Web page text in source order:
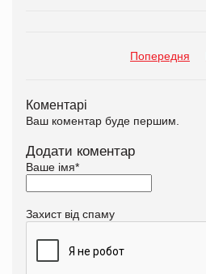
Попередня
Коментарі
Ваш коментар буде першим.
Додати коментар
Ваше імя*
Захист від спаму